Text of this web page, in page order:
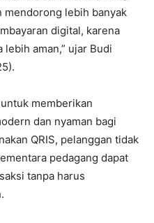
mendorong lebih banyak
digital, karena
aman,” ujar Budi
memberikan
dan nyaman bagi
QRIS, pelanggan tidak
pedagang dapat
tanpa harus